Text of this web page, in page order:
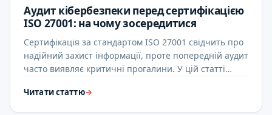
Аудит кібербезпеки перед сертифікацією
ISO 27001: на чому зосередитися
Сертифікація за стандартом ISO 27001 свідчить про
надійний захист інформації, проте попередній аудит
часто виявляє критичні прогалини. У цій статті
Читати статтю→